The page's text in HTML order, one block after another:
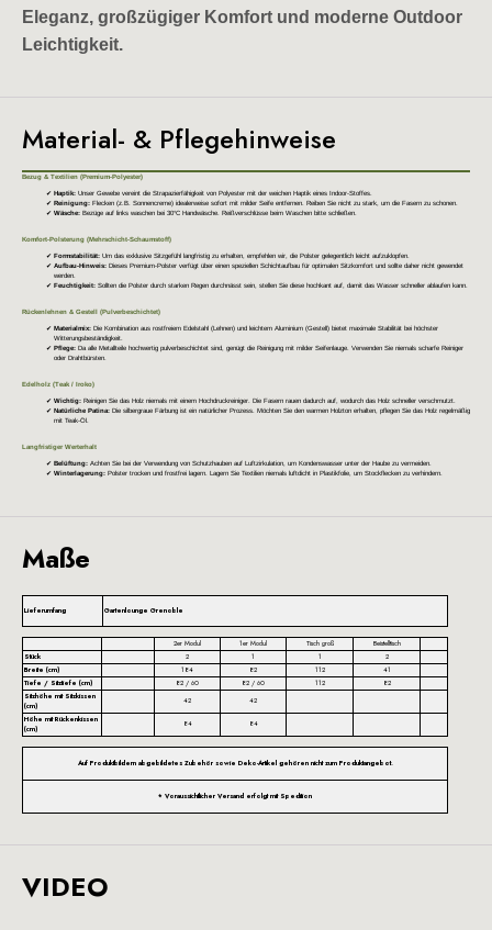
Eleganz, großzügiger Komfort und moderne Outdoor
Leichtigkeit.
Material- & Pflegehinweise
Bezug & Textilien (Premium-Polyester)
Haptik: Unser Gewebe vereint die Strapazierfähigkeit von Polyester mit der weichen Haptik eines Indoor-Stoffes.
Reinigung: Flecken (z.B. Sonnencreme) idealerweise sofort mit milder Seife entfernen. Reiben Sie nicht zu stark, um die Fasern zu schonen.
Wäsche: Bezüge auf links waschen bei 30°C Handwäsche. Reißverschlüsse beim Waschen bitte schließen.
Komfort-Polsterung (Mehrschicht-Schaumstoff)
Formstabilität: Um das exklusive Sitzgefühl langfristig zu erhalten, empfehlen wir, die Polster gelegentlich leicht aufzuklopfen.
Aufbau-Hinweis: Dieses Premium-Polster verfügt über einen speziellen Schichtaufbau für optimalen Sitzkomfort und sollte daher nicht gewendet
werden.
Feuchtigkeit: Sollten die Polster durch starken Regen durchnässt sein, stellen Sie diese hochkant auf, damit das Wasser schneller ablaufen kann.
Rückenlehnen & Gestell (Pulverbeschichtet)
Materialmix: Die Kombination aus rostfreiem Edelstahl (Lehnen) und leichtem Aluminium (Gestell) bietet maximale Stabilität bei höchster
Witterungsbeständigkeit.
Pflege: Da alle Metallteile hochwertig pulverbeschichtet sind, genügt die Reinigung mit milder Seifenlauge. Verwenden Sie niemals scharfe Reiniger
oder Drahtbürsten.
Edelholz (Teak / Iroko)
Wichtig: Reinigen Sie das Holz niemals mit einem Hochdruckreiniger. Die Fasern rauen dadurch auf, wodurch das Holz schneller verschmutzt.
Natürliche Patina: Die silbergraue Färbung ist ein natürlicher Prozess. Möchten Sie den warmen Holzton erhalten, pflegen Sie das Holz regelmäßig
mit Teak-Öl.
Langfristiger Werterhalt
Belüftung: Achten Sie bei der Verwendung von Schutzhauben auf Luftzirkulation, um Kondenswasser unter der Haube zu vermeiden.
Winterlagerung: Polster trocken und frostfrei lagern. Lagern Sie Textilien niemals luftdicht in Plastikfolie, um Stockflecken zu verhindern.
Maße
Lieferumfang Gartenlounge Grenoble
2er Modul 1er Modul Tisch groß
Beistelltisch
Stück
2 1 1
2
Breite (cm)
184 82 112
41
Tiefe / Sitztiefe (cm)
82 / 60 82 / 60 112
82
Sitzhöhe mit Sitzkissen
(cm)
42 42
Höhe mit Rückenkissen
(cm)
84 84
Auf Produktbildern abgebildetes Zubehör sowie Deko-Artikel gehören nicht zum Produktangebot.
* Voraussichtlicher Versand erfolgt mit Spedition
VIDEO